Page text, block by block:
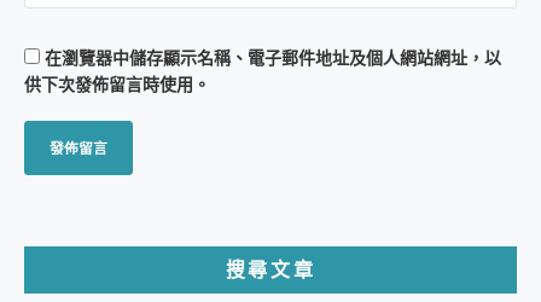
在瀏覽器中儲存顯示名稱、電子郵件地址及個人網站網址，以
供下次發佈留言時使用。
搜尋文章